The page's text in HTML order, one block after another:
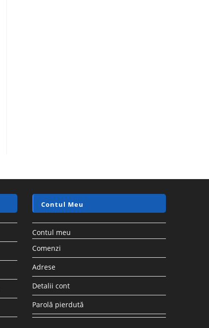
Contul Meu
Contul meu
Comenzi
Adrese
Detalii cont
Parolă pierdută